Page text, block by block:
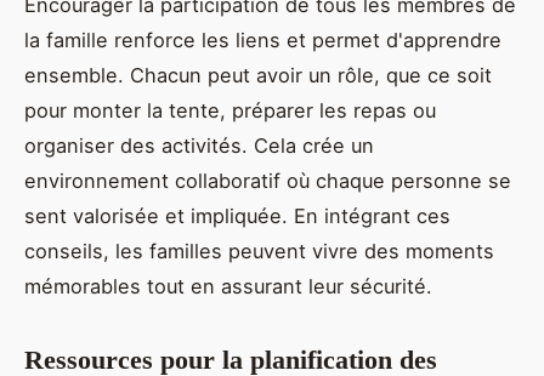
Encourager la participation de tous les membres de
la famille renforce les liens et permet d'apprendre
ensemble. Chacun peut avoir un rôle, que ce soit
pour monter la tente, préparer les repas ou
organiser des activités. Cela crée un
environnement collaboratif où chaque personne se
sent valorisée et impliquée. En intégrant ces
conseils, les familles peuvent vivre des moments
mémorables tout en assurant leur sécurité.
Ressources pour la planification des